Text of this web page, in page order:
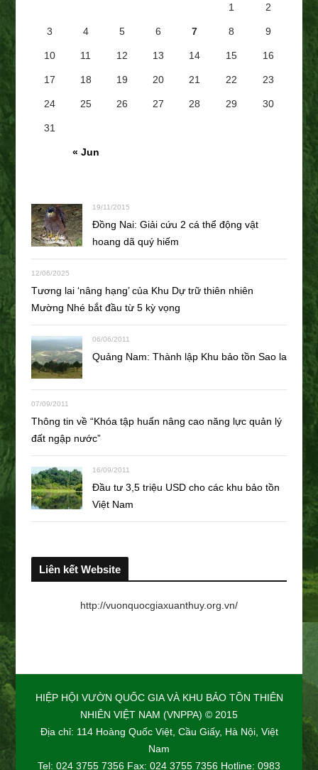
« Jun
1 2
3 4 5 6 7 8 9
10 11 12 13 14 15 16
17 18 19 20 21 22 23
24 25 26 27 28 29 30
31
19/11/2015
Đồng Nai: Giải cứu 2 cá thể động vật
hoang dã quý hiếm
12/06/2025
Tương lai ‘nâng hạng’ của Khu Dự trữ thiên nhiên
Mường Nhé bắt đầu từ 5 kỳ vọng
06/06/2011
Quảng Nam: Thành lập Khu bảo tồn Sao la
07/09/2011
Thông tin về “Khóa tập huấn nâng cao năng lực quản lý
đất ngập nước”
16/09/2011
Đầu tư 3,5 triệu USD cho các khu bảo tồn
Việt Nam
Liên kết Website
http://vuonquocgiaxuanthuy.org.vn/
HIỆP HỘI VƯỜN QUỐC GIA VÀ KHU BẢO TỒN THIÊN
NHIÊN VIỆT NAM (VNPPA) © 2015
Địa chỉ: 114 Hoàng Quốc Việt, Cầu Giấy, Hà Nội, Việt
Nam
Tel: 024 3755 7356 Fax: 024 3755 7356 Hotline: 0983